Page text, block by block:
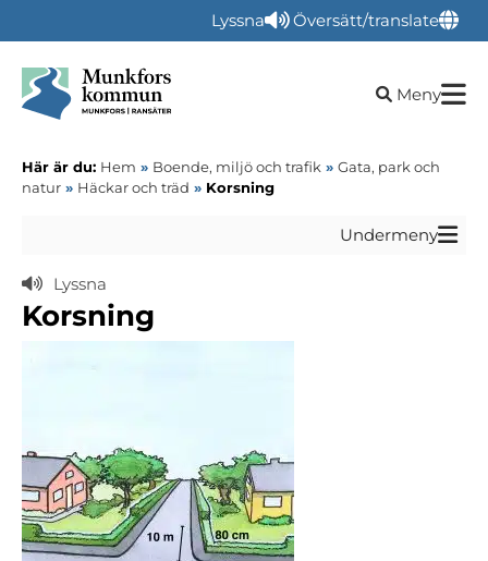
Lyssna Översätt/translate
Öppna
Meny
Här är du: Hem » Boende, miljö och trafik » Gata, park och
natur » Häckar och träd » Korsning
Undermeny
Lyssna
Korsning